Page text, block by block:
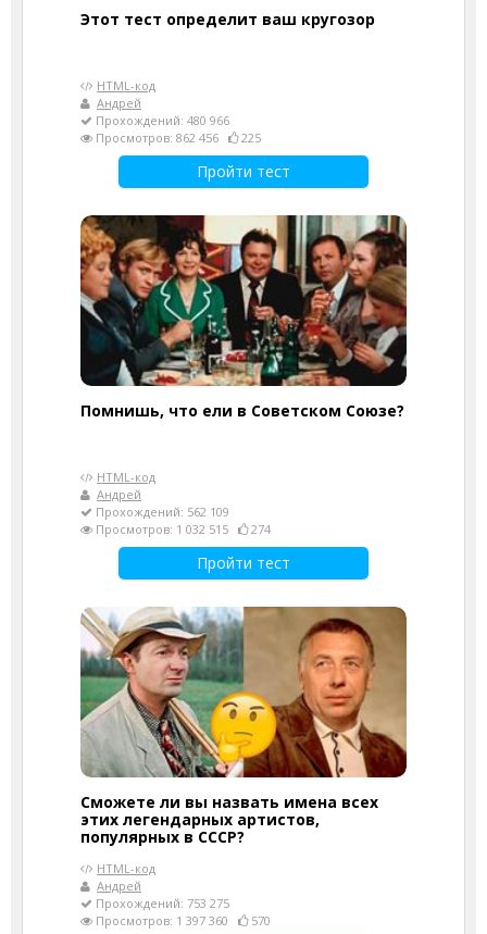
Этот тест определит ваш кругозор
HTML-код
Андрей
Прохождений: 480 966
Просмотров: 862 456
225
Пройти тест
Помнишь, что ели в Советском Союзе?
HTML-код
Андрей
Прохождений: 562 109
Просмотров: 1 032 515
274
Пройти тест
Сможете ли вы назвать имена всех
этих легендарных артистов,
популярных в СССР?
HTML-код
Андрей
Прохождений: 753 275
Просмотров: 1 397 360
570